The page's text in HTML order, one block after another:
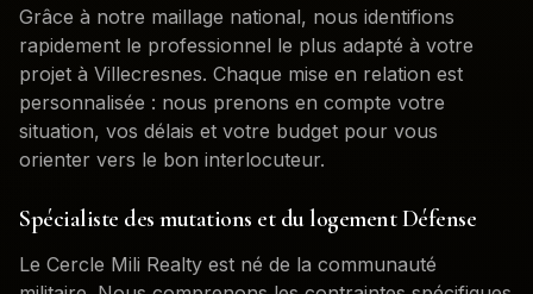
Grâce à notre maillage national, nous identifions
rapidement le professionnel le plus adapté à votre
projet à Villecresnes. Chaque mise en relation est
personnalisée : nous prenons en compte votre
situation, vos délais et votre budget pour vous
orienter vers le bon interlocuteur.
Spécialiste des mutations et du logement Défense
Le Cercle Mili Realty est né de la communauté